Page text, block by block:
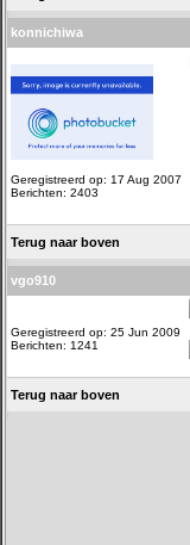
konnichiwa
Geregistreerd op: 17 Aug 2007
Berichten: 2403
Terug naar boven
vgo910
Geregistreerd op: 25 Jun 2009
Berichten: 1241
Terug naar boven